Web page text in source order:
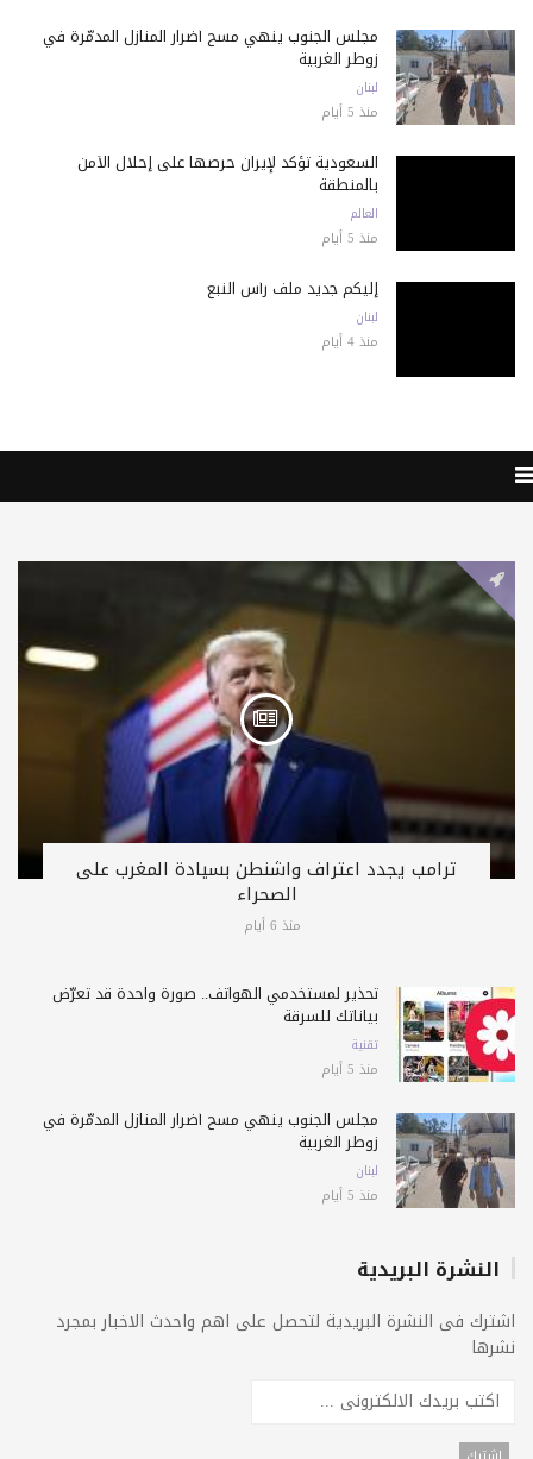
مجلس الجنوب ينهي مسح أضرار المنازل المدمّرة في
زوطر الغربية
لبنان
منذ 5 أيام
السعودية تؤكد لإيران حرصها على إحلال الأمن
بالمنطقة
العالم
منذ 5 أيام
إليكم جديد ملف رأس النبع
لبنان
منذ 4 أيام
ترامب يجدد اعتراف واشنطن بسيادة المغرب على
الصحراء
منذ 6 أيام
تحذير لمستخدمي الهواتف.. صورة واحدة قد تعرّض
بياناتك للسرقة
تقنية
منذ 5 أيام
مجلس الجنوب ينهي مسح أضرار المنازل المدمّرة في
زوطر الغربية
لبنان
منذ 5 أيام
النشرة البريدية
اشترك فى النشرة البريدية لتحصل على اهم واحدث الاخبار بمجرد
نشرها